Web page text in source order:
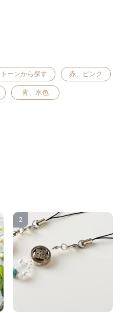
ーンから探す 赤、ピンク
青、水色
2